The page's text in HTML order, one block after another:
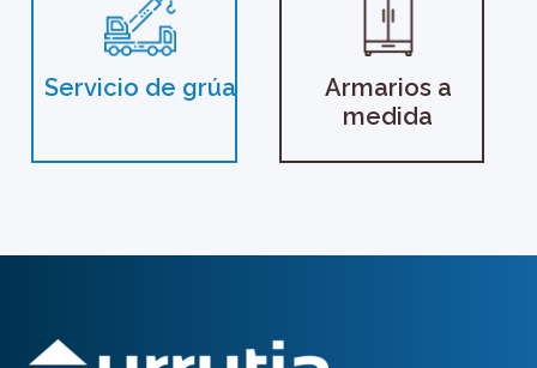
Servicio de grúa
Armarios a
medida